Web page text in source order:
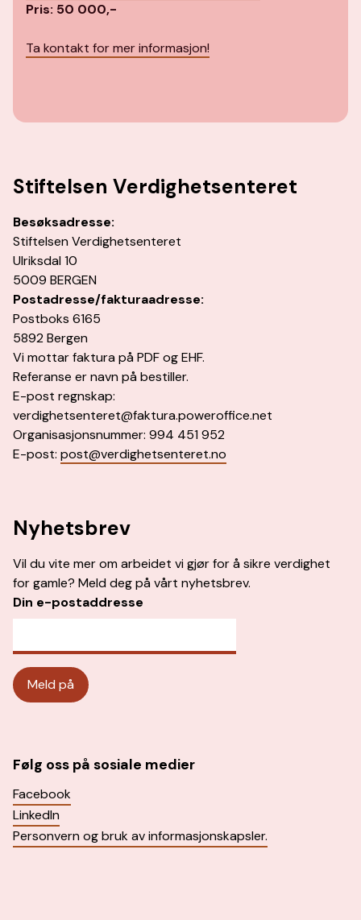
Pris: 50 000,-
Ta kontakt for mer informasjon!
Stiftelsen Verdighetsenteret
Besøksadresse:
Stiftelsen Verdighetsenteret
Ulriksdal 10
5009 BERGEN
Postadresse/fakturaadresse:
Postboks 6165
5892 Bergen
Vi mottar faktura på PDF og EHF.
Referanse er navn på bestiller.
E-post regnskap:
verdighetsenteret@faktura.poweroffice.net
Organisasjonsnummer: 994 451 952
E-post: post@verdighetsenteret.no
Nyhetsbrev
Vil du vite mer om arbeidet vi gjør for å sikre verdighet
for gamle? Meld deg på vårt nyhetsbrev.
Din e-postaddresse
Følg oss på sosiale medier
Facebook
LinkedIn
Personvern og bruk av informasjonskapsler.